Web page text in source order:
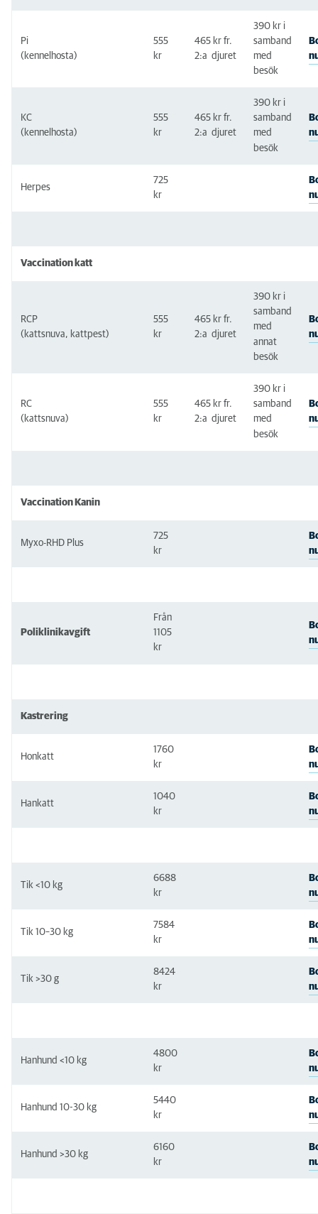
SKK röntgen inkl. sedering
ID-märkning och besiktning
ID-märkning med chip
Enkel
Uteblivet besök till veterinär
Ett sista förväl / Avlivning
AniCuras uppfödarklubb
Pi
(kennelhosta)
555
kr
465 kr fr.
2:a djuret
390 kr i
samband
med
besök
KC
(kennelhosta)
555
kr
465 kr fr.
2:a djuret
390 kr i
samband
med
besök
Herpes
725
kr
Vaccination katt
RCP
(kattsnuva, kattpest)
555
kr
465 kr fr.
2:a djuret
390 kr i
samband
med
annat
besök
RC
(kattsnuva)
555
kr
465 kr fr.
2:a djuret
390 kr i
samband
med
besök
Vaccination Kanin
Myxo-RHD Plus
725
kr
Poliklinikavgift
Från
1105
kr
Kastrering
Honkatt
1760
kr
Hankatt
1040
kr
Tik <10 kg
6688
kr
Tik 10–30 kg
7584
kr
Tik >30 g
8424
kr
Hanhund <10 kg
4800
kr
Hanhund 10-30 kg
5440
kr
Hanhund >30 kg
6160
kr